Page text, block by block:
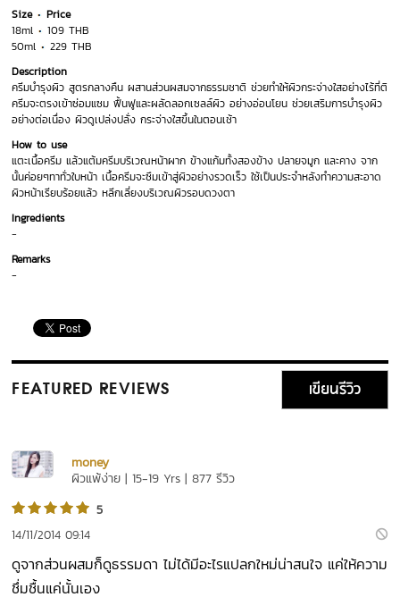
Size
Price
18ml
109 THB
50ml
229 THB
Description
ครีมบำรุงผิว สูตรกลางคืน ผสานส่วนผสมจากธรรมชาติ ช่วยทำให้ผิวกระจ่างใสอย่างไร้ที่ติ
ครีมจะตรงเข้าซ่อมแซม ฟื้นฟูและผลัดลอกเซลล์ผิว อย่างอ่อนโยน ช่วยเสริมการบำรุงผิว
อย่างต่อเนื่อง ผิวดูเปล่งปลั่ง กระจ่างใสขึ้นในตอนเช้า
How to use
แตะเนื้อครีม แล้วแต้มครีมบริเวณหน้าผาก ข้างแก้มทั้งสองข้าง ปลายจมูก และคาง จาก
นั้นค่อยๆทาทั่วใบหน้า เนื้อครีมจะซึมเข้าสู่ผิวอย่างรวดเร็ว ใช้เป็นประจำหลังทำความสะอาด
ผิวหน้าเรียบร้อยแล้ว หลีกเลี่ยงบริเวณผิวรอบดวงตา
Ingredients
-
Remarks
-
FEATURED REVIEWS เขียนรีวิว
money
ผิวแพ้ง่าย | 15-19 Yrs | 877 รีวิว
5
14/11/2014 09:14
ดูจากส่วนผสมก็ดูธรรมดา ไม่ได้มีอะไรแปลกใหม่น่าสนใจ แค่ให้ความ
ชึ่มชื้นแค่นั้นเอง